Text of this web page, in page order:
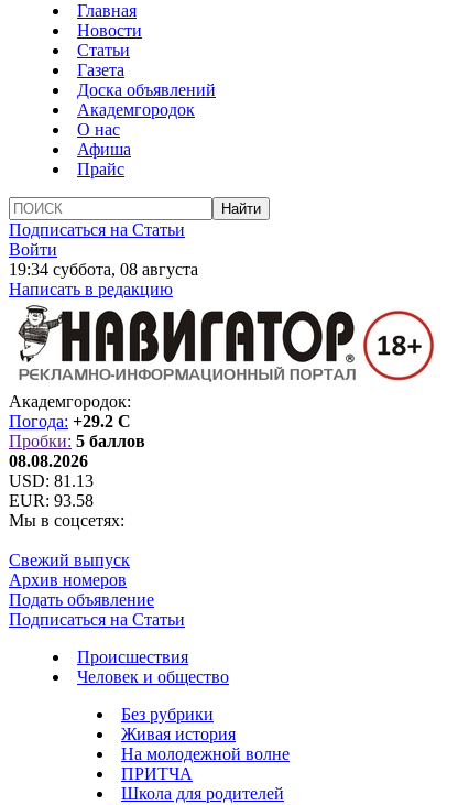
Главная
Новости
Статьи
Газета
Доска объявлений
Академгородок
О нас
Афиша
Прайс
Подписаться на Статьи
Войти
19:34 суббота, 08 августа
Написать в редакцию
Академгородок:
Погода: +29.2 C
Пробки: 5 баллов
08.08.2026
USD: 81.13
EUR: 93.58
Мы в соцсетях:
Свежий выпуск
Архив номеров
Подать объявление
Подписаться на Статьи
Происшествия
Человек и общество
Без рубрики
Живая история
На молодежной волне
ПРИТЧА
Школа для родителей